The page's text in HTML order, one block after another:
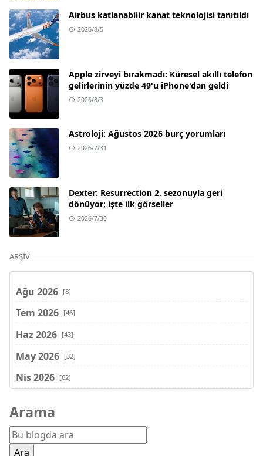
Airbus katlanabilir kanat teknolojisi tanıtıldı
2026/8/5
Apple zirveyi bırakmadı: Küresel akıllı telefon
gelirlerinin yüzde 49'u iPhone'dan geldi
2026/8/3
Astroloji: Ağustos 2026 burç yorumları
2026/7/31
Dexter: Resurrection 2. sezonuyla geri
dönüyor; işte ilk görseller
2026/7/30
ARŞIV
Ağu 2026 [8]
Tem 2026 [46]
Haz 2026 [43]
May 2026 [32]
Nis 2026 [62]
Şub 2026
Oca 2026 [72]
Arama